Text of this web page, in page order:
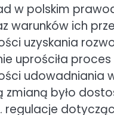
w polskim
warunków ich
uzyskania
uprościła
udowadniania
zmianą było
regulacje